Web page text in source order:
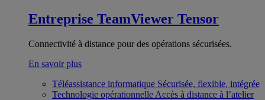
Entreprise TeamViewer Tensor
Connectivité à distance pour des opérations sécurisées.
En savoir plus
Téléassistance informatique Sécurisée, flexible, intégrée
Technologie opérationnelle Accès à distance à l’atelier